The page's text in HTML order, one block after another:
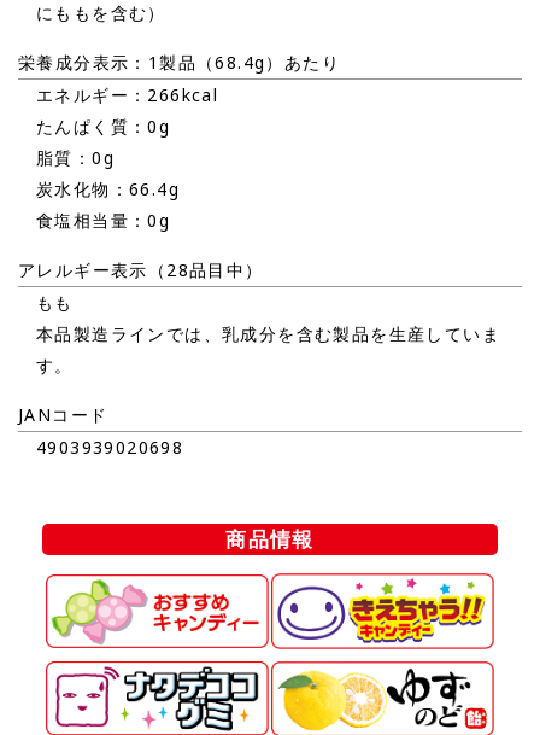
にももを含む）
栄養成分表示：1製品（68.4g）あたり
エネルギー：266kcal
たんぱく質：0g
脂質：0g
炭水化物：66.4g
食塩相当量：0g
アレルギー表示（28品目中）
もも
本品製造ラインでは、乳成分を含む製品を生産していま
す。
JANコード
4903939020698
商品情報